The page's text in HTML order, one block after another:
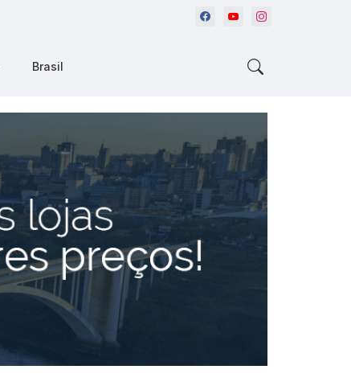
Brasil